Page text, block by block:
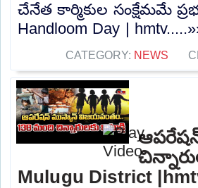
చేనేత కార్మికుల సంక్షేమమే
Handloom Day |
CATEGORY: NEWS
Mulugu District